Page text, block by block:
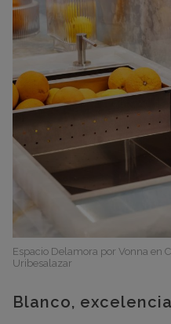
Espacio Delamora por Vonna en
Uribesalazar
Blanco,